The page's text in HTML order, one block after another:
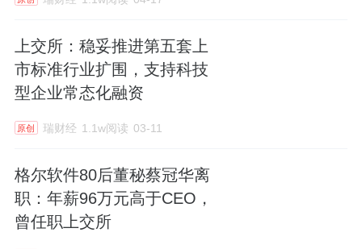
上交所：稳妥推进第五套上
市标准行业扩围，支持科技
型企业常态化融资
原创 瑞财经 1.1w阅读 03-11
格尔软件80后董秘蔡冠华离
职：年薪96万元高于CEO，
曾任职上交所